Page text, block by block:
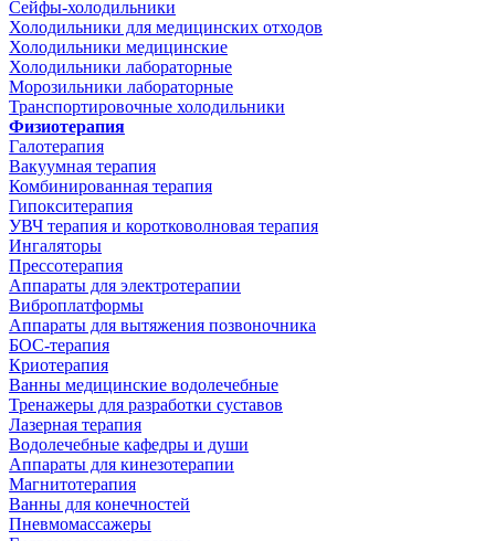
Сейфы-холодильники
Холодильники для медицинских отходов
Холодильники медицинские
Холодильники лабораторные
Морозильники лабораторные
Транспортировочные холодильники
Физиотерапия
Галотерапия
Вакуумная терапия
Комбинированная терапия
Гипокситерапия
УВЧ терапия и коротковолновая терапия
Ингаляторы
Прессотерапия
Аппараты для электротерапии
Виброплатформы
Аппараты для вытяжения позвоночника
БОС-терапия
Криотерапия
Ванны медицинские водолечебные
Тренажеры для разработки суставов
Лазерная терапия
Водолечебные кафедры и души
Аппараты для кинезотерапии
Магнитотерапия
Ванны для конечностей
Пневмомассажеры